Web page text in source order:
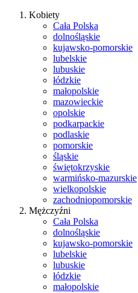
Kobiety
Cała Polska
dolnośląskie
kujawsko-pomorskie
lubelskie
lubuskie
łódzkie
małopolskie
mazowieckie
opolskie
podkarpackie
podlaskie
pomorskie
śląskie
świętokrzyskie
warmińsko-mazurskie
wielkopolskie
zachodniopomorskie
Mężczyźni
Cała Polska
dolnośląskie
kujawsko-pomorskie
lubelskie
lubuskie
łódzkie
małopolskie